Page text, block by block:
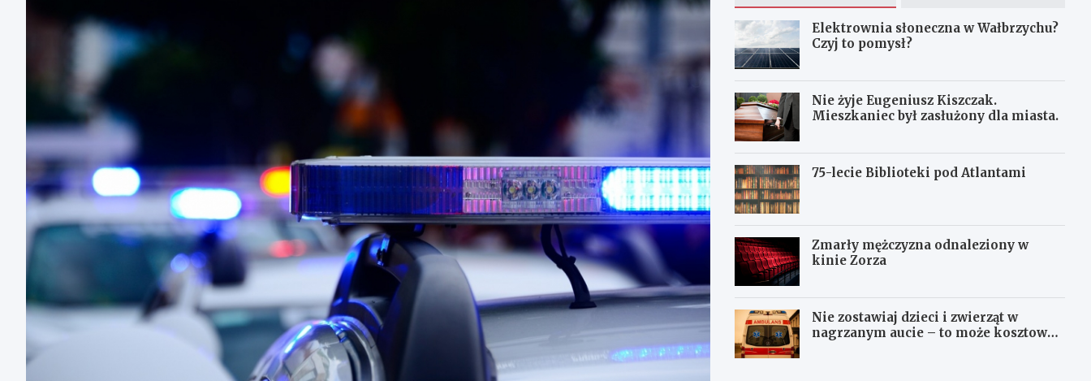
Elektrownia słoneczna w Wałbrzychu?
Czyj to pomysł?
Nie żyje Eugeniusz Kiszczak.
Mieszkaniec był zasłużony dla miasta.
75-lecie Biblioteki pod Atlantami
Zmarły mężczyzna odnaleziony w
kinie Zorza
Nie zostawiaj dzieci i zwierząt w
nagrzanym aucie – to może kosztować